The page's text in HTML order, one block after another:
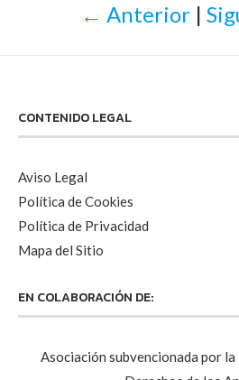
← Anterior|
CONTENIDO LEGAL
Aviso Legal
Política de Cookies
Política de Privacidad
Mapa del Sitio
EN COLABORACIÓN DE:
Asociación subvencionada por